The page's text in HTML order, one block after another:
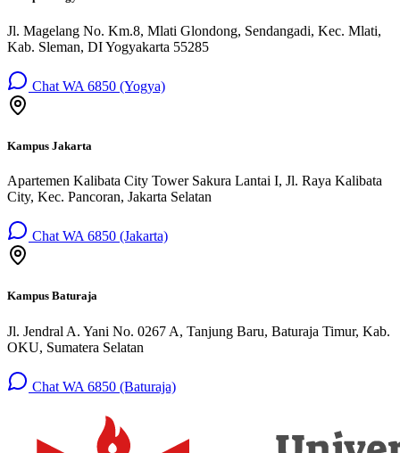
Jl. Magelang No. Km.8, Mlati Glondong, Sendangadi, Kec. Mlati,
Kab. Sleman, DI Yogyakarta 55285
Chat WA 6850 (Yogya)
Kampus Jakarta
Apartemen Kalibata City Tower Sakura Lantai I, Jl. Raya Kalibata
City, Kec. Pancoran, Jakarta Selatan
Chat WA 6850 (Jakarta)
Kampus Baturaja
Jl. Jendral A. Yani No. 0267 A, Tanjung Baru, Baturaja Timur, Kab.
OKU, Sumatera Selatan
Chat WA 6850 (Baturaja)